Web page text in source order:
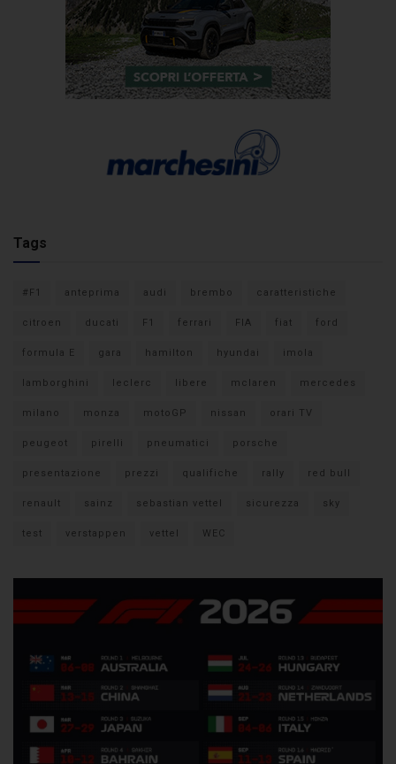
Tags
#F1 anteprima audi brembo caratteristiche
citroen ducati F1 ferrari FIA fiat ford
formula E gara hamilton hyundai imola
lamborghini leclerc libere mclaren mercedes
milano monza motoGP nissan orari TV
peugeot pirelli pneumatici porsche
presentazione prezzi qualifiche rally red bull
renault sainz sebastian vettel sicurezza sky
test verstappen vettel WEC